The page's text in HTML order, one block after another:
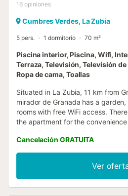
16 opiniones
Cumbres Verdes, La Zubia
5 pers. 1 dormitorio 70 m²
Piscina interior, Piscina, Wifi,
Terraza, Televisión, Televisión
Ropa de cama, Toallas
Situated in La Zubia, 11 km from
mirador de Granada has a
rooms with free WiFi access.
the apartment for the
Cancelación GRATUITA
Ver